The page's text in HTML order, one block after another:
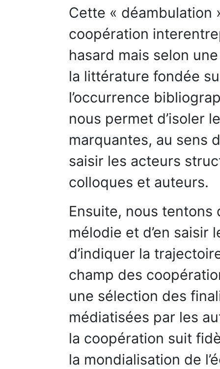
Cette « déambulation
coopération
hasard mais selon
la littérature fondée
l’occurrence
nous permet d’isoler
marquantes, au sens
saisir les acteurs
colloques et auteurs.
Ensuite, nous
mélodie et d’en
d’indiquer la
champ des
une sélection des
médiatisées par les
la coopération suit
la mondialisation de